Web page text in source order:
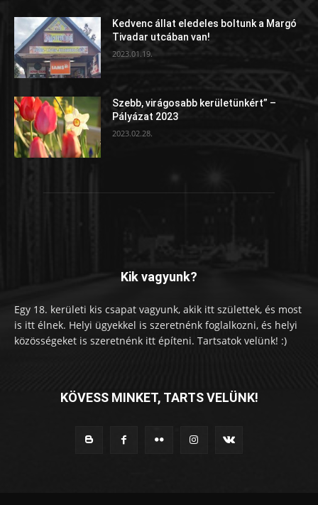
Kedvenc állat eledeles boltunk a Margó
Tivadar utcában van!
2023.01.19.
Szebb, virágosabb kerületünkért” –
Pályázat 2023
2023.02.28.
Kik vagyunk?
Egy 18. kerületi kis csapat vagyunk, akik itt születtek, és most
is itt élnek. Helyi ügyekkel is szeretnénk foglalkozni, és helyi
közösségeket is szeretnénk itt építeni. Tartsatok velünk! :)
KÖVESS MINKET, TARTS VELÜNK!